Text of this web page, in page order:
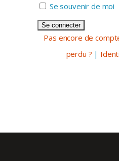
Se souvenir de moi
|